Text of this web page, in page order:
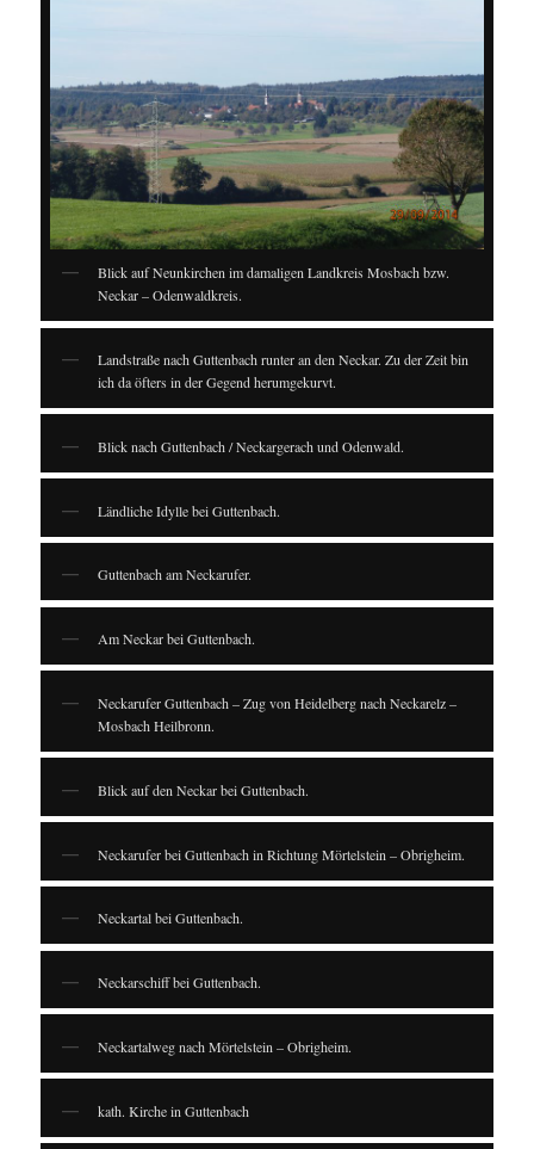
Blick auf Neunkirchen im damaligen Landkreis Mosbach bzw.
Neckar – Odenwaldkreis.
Landstraße nach Guttenbach runter an den Neckar. Zu der Zeit bin
ich da öfters in der Gegend herumgekurvt.
Blick nach Guttenbach / Neckargerach und Odenwald.
Ländliche Idylle bei Guttenbach.
Guttenbach am Neckarufer.
Am Neckar bei Guttenbach.
Neckarufer Guttenbach – Zug von Heidelberg nach Neckarelz –
Mosbach Heilbronn.
Blick auf den Neckar bei Guttenbach.
Neckarufer bei Guttenbach in Richtung Mörtelstein – Obrigheim.
Neckartal bei Guttenbach.
Neckarschiff bei Guttenbach.
Neckartalweg nach Mörtelstein – Obrigheim.
kath. Kirche in Guttenbach